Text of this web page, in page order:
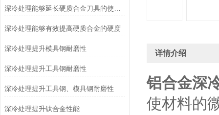
深冷处理能够有效提高硬质合金的硬度
深冷处理提升模具钢耐磨性
深冷处理提升工具钢耐磨性
深冷处理提升工具钢、模具钢耐磨性
深冷处理提升钛合金性能
详情介绍
铝合金深
使材料的